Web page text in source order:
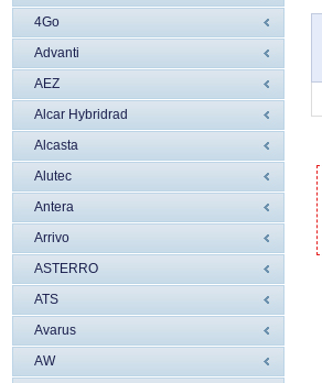
4Go
Advanti
AEZ
Alcar Hybridrad
Alcasta
Alutec
Antera
Arrivo
ASTERRO
ATS
Avarus
AW